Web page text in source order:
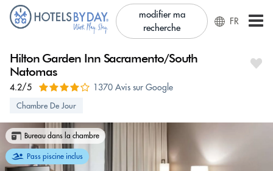
modifier ma
recherche
FR
Hilton Garden Inn Sacramento/South
Natomas
4.2/5 1370 Avis sur Google
Chambre De Jour
Bureau dans la chambre
Pass piscine inclus